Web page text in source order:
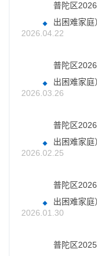
普陀区
出困难家庭
2026.04.22
普陀区
出困难家庭
2026.03.26
普陀区
出困难家庭
2026.02.25
普陀区
出困难家庭
2026.01.30
普陀区